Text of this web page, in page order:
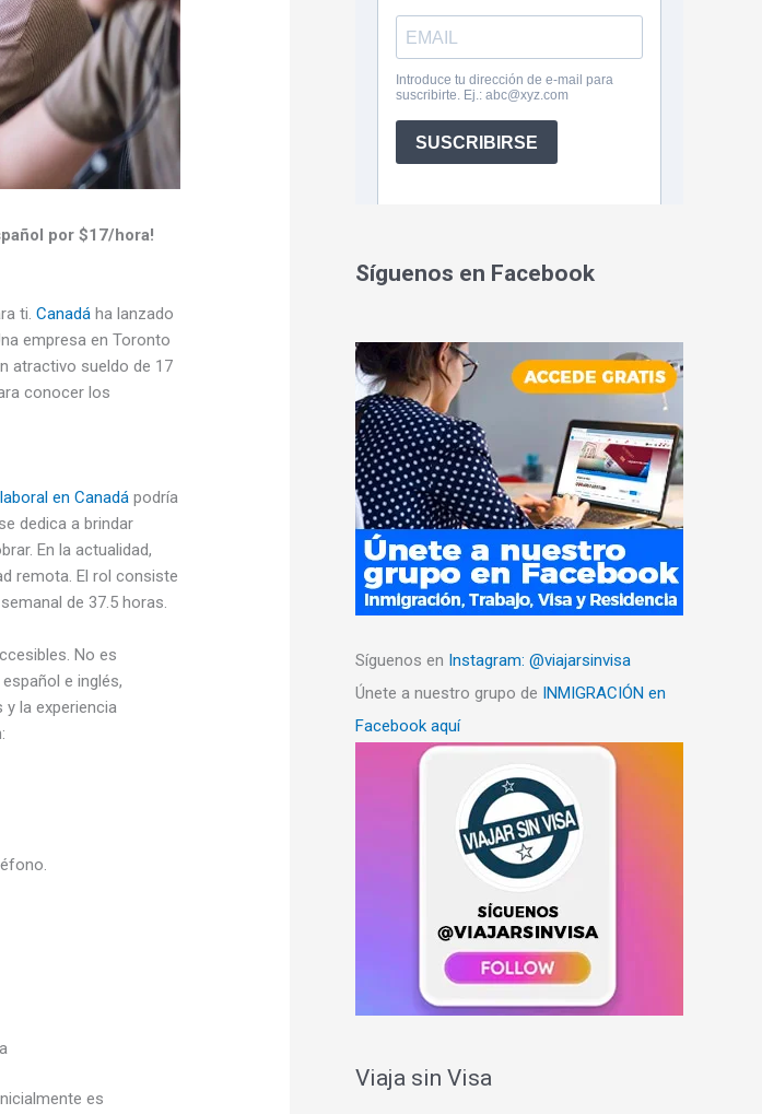
por $17/hora!
ti.Canadá ha lanzado
empresa en Toronto
atractivo sueldo de 17
conocer los
en Canadá podría
dedica a brindar
En la actualidad,
remota. El rol consiste
de 37.5 horas.
No es
e inglés,
y la experiencia
es
Síguenos en Facebook
Síguenos en Instagram: @viajarsinvisa
Únete a nuestro grupo de INMIGRACIÓN en
Facebook aquí
Viaja sin Visa